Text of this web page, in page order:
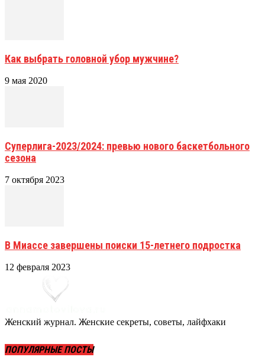
Как выбрать головной убор мужчине?
9 мая 2020
Суперлига-2023/2024: превью нового баскетбольного
сезона
7 октября 2023
В Миассе завершены поиски 15-летнего подростка
12 февраля 2023
Женский журнал. Женские секреты, советы, лайфхаки
ПОПУЛЯРНЫЕ ПОСТЫ